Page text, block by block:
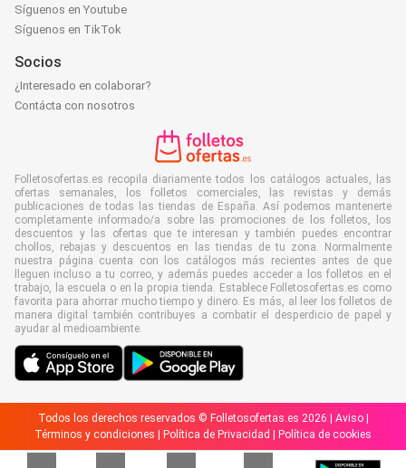
Síguenos en Youtube
Síguenos en TikTok
Socios
¿Interesado en colaborar?
Contácta con nosotros
Folletosofertas.es recopila diariamente todos los catálogos actuales, las
ofertas semanales, los folletos comerciales, las revistas y demás
publicaciones de todas las tiendas de España. Así podemos mantenerte
completamente informado/a sobre las promociones de los folletos, los
descuentos y las ofertas que te interesan y también puedes encontrar
chollos, rebajas y descuentos en las tiendas de tu zona. Normalmente
nuestra página cuenta con los catálogos más recientes antes de que
lleguen incluso a tu correo, y además puedes acceder a los folletos en el
trabajo, la escuela o en la propia tienda. Establece Folletosofertas.es como
favorita para ahorrar mucho tiempo y dinero. Es más, al leer los folletos de
manera digital también contribuyes a combatir el desperdicio de papel y
ayudar al medioambiente.
Todos los derechos reservados © Folletosofertas.es 2026 | Aviso|
Términos y condiciones
Política de Privacidad Política de cookies